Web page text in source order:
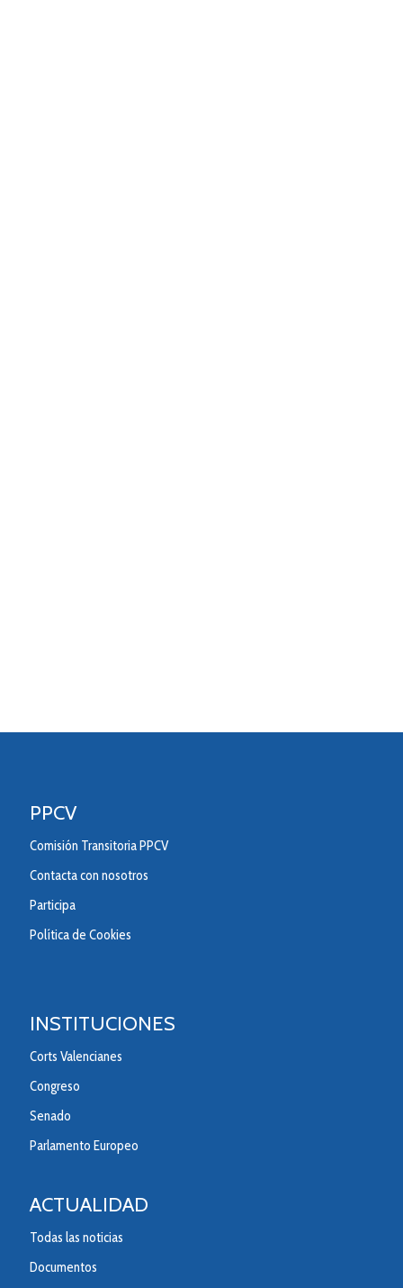
PPCV
Comisión Transitoria PPCV
Contacta con nosotros
Participa
Política de Cookies
INSTITUCIONES
Corts Valencianes
Congreso
Senado
Parlamento Europeo
ACTUALIDAD
Todas las noticias
Documentos